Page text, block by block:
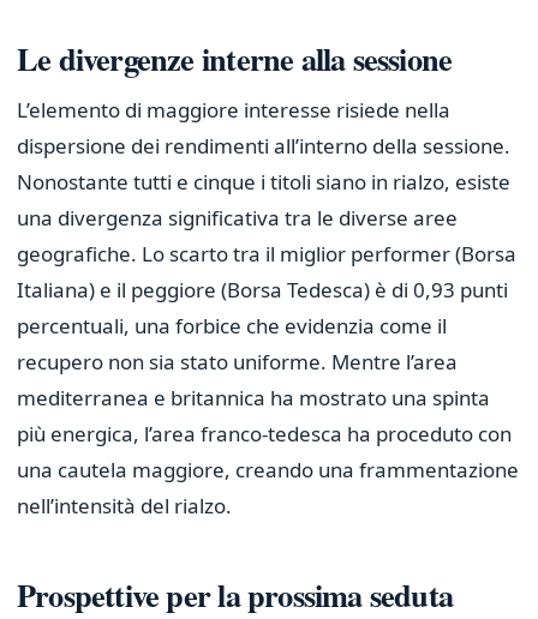
Le divergenze interne alla sessione
L’elemento di maggiore interesse risiede nella
dispersione dei rendimenti all’interno della sessione.
Nonostante tutti e cinque i titoli siano in rialzo, esiste
una divergenza significativa tra le diverse aree
geografiche. Lo scarto tra il miglior performer (Borsa
Italiana) e il peggiore (Borsa Tedesca) è di 0,93 punti
percentuali, una forbice che evidenzia come il
recupero non sia stato uniforme. Mentre l’area
mediterranea e britannica ha mostrato una spinta
più energica, l’area franco-tedesca ha proceduto con
una cautela maggiore, creando una frammentazione
nell’intensità del rialzo.
Prospettive per la prossima seduta